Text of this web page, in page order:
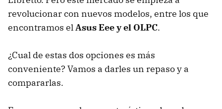
revolucionar con nuevos modelos, entre los que
encontramos elAsus Eee y el OLPC.
¿Cual de estas dos opciones es más
conveniente? Vamos a darles un repaso y a
compararlas.